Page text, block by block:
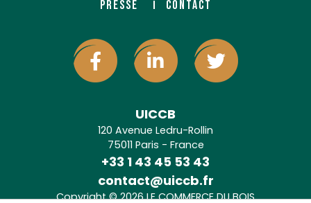
PRESSE
CONTACT
UICCB
120 Avenue Ledru-Rollin
75011 Paris - France
+33 1 43 45 53 43
contact@uiccb.fr
Copyright © 2026 LE COMMERCE DU BOIS